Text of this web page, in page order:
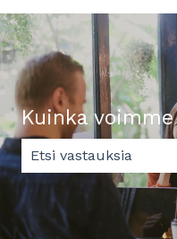
Kuinka
Ehdotuksia ei ole,